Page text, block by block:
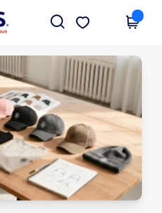
Obtenir l'appli